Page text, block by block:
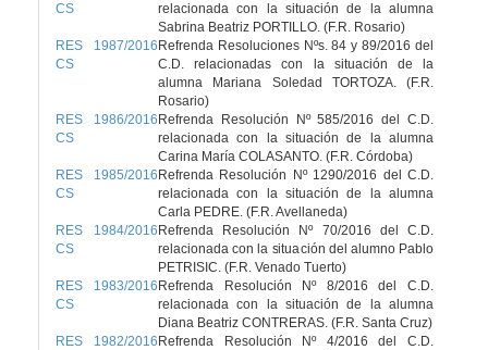
CS
relacionada con la situación de la alumna
Sabrina Beatriz PORTILLO. (F.R. Rosario)
RES 1987/2016
CS
Refrenda Resoluciones Nºs. 84 y 89/2016 del
C.D. relacionadas con la situación de la
alumna Mariana Soledad TORTOZA. (F.R.
Rosario)
RES 1986/2016
CS
Refrenda Resolución Nº 585/2016 del C.D.
relacionada con la situación de la alumna
Carina María COLASANTO. (F.R. Córdoba)
RES 1985/2016
CS
Refrenda Resolución Nº 1290/2016 del C.D.
relacionada con la situación de la alumna
Carla PEDRE. (F.R. Avellaneda)
RES 1984/2016
CS
Refrenda Resolución Nº 70/2016 del C.D.
relacionada con la situación del alumno Pablo
PETRISIC. (F.R. Venado Tuerto)
RES 1983/2016
CS
Refrenda Resolución Nº 8/2016 del C.D.
relacionada con la situación de la alumna
Diana Beatriz CONTRERAS. (F.R. Santa Cruz)
RES 1982/2016 Refrenda Resolución Nº 4/2016 del C.D.